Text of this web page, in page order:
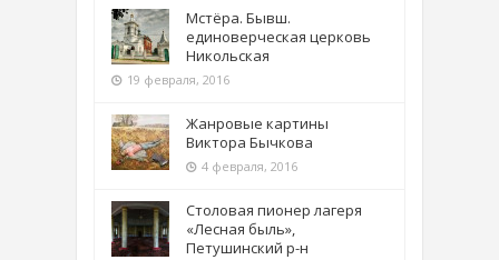
Мстёра. Бывш.
единоверческая церковь
Никольская
19 февраля, 2016
Жанровые картины
Виктора Бычкова
4 февраля, 2016
Столовая пионер лагеря
«Лесная быль»,
Петушинский р-н